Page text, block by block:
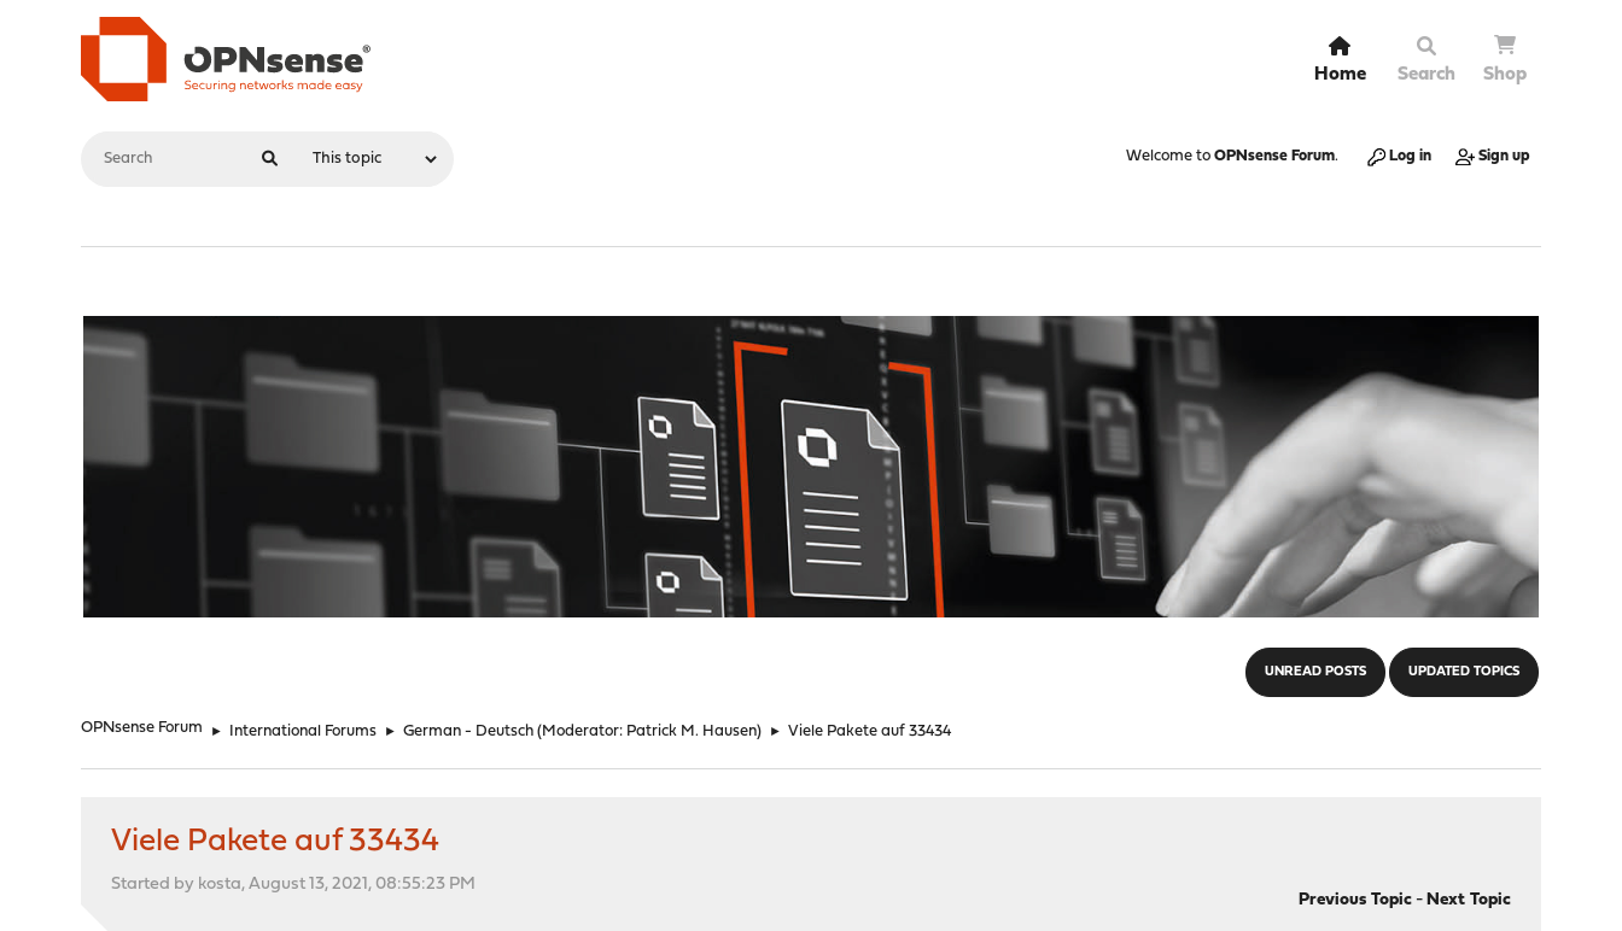
Home Search Shop
Welcome to OPNsense Forum. Log in Sign up
UNREAD POSTS UPDATED TOPICS
OPNsense Forum ► International Forums ► German - Deutsch (Moderator: Patrick M. Hausen) ► Viele Pakete auf 33434
Viele Pakete auf 33434
Started by kosta, August 13, 2021, 08:55:23 PM
Previous Topic- Next Topic